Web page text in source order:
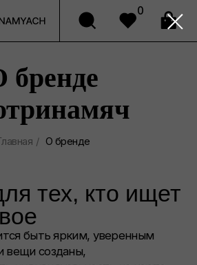
бренде
/ О бренде
кто ищет
на корте
униформу,
Даже в базовых
которая делает